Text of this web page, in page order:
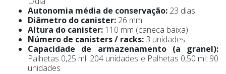
Autonomia média de conservação: 23 dias
Diâmetro do canister: 26 mm
Altura do canister: 110 mm (caneca baixa)
Número de canisters / racks: 3 unidades
Capacidade de armazenamento (a granel):
Palhetas 0,25 ml: 204 unidades e Palhetas 0,50 ml: 90
unidades